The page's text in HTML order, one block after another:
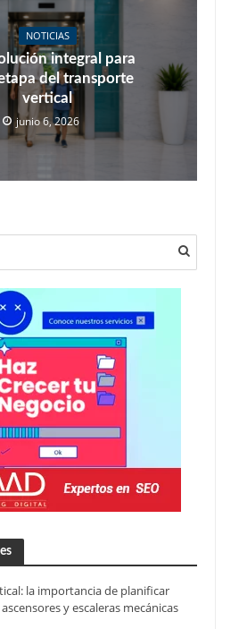
NOTICIAS
integral para
del transporte
vertical
junio 6, 2026
la importancia de planificar
y escaleras mecánicas